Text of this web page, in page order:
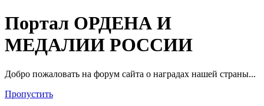
Портал ОРДЕНА И
МЕДАЛИИ РОССИИ
Добро пожаловать на форум сайта о наградах нашей страны...
Пропустить